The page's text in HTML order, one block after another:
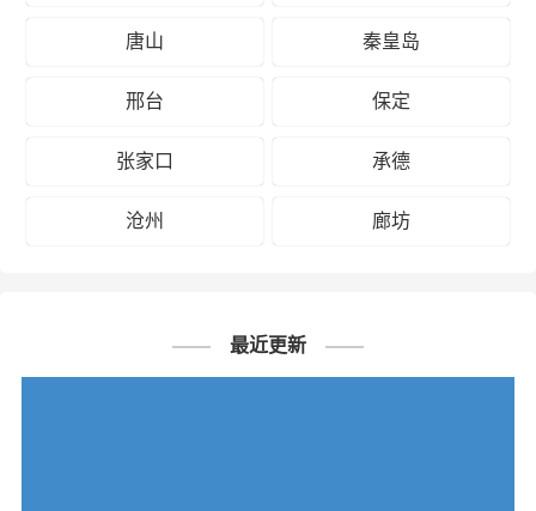
唐山 秦皇岛
邢台 保定
张家口 承德
沧州 廊坊
最近更新